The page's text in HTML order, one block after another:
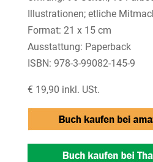
Illustrationen; etliche
Format: 21 x 15 cm
Ausstattung: Paperback
ISBN: 978-3-99082-145-9
€ 19,90 inkl. USt.